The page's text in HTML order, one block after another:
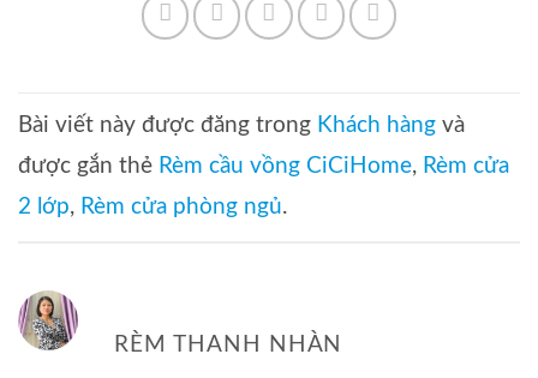
Bài viết này được đăng trong Khách hàng và
được gắn thẻ Rèm cầu vồng CiCiHome, Rèm cửa
2 lớp, Rèm cửa phòng ngủ.
RÈM THANH NHÀN